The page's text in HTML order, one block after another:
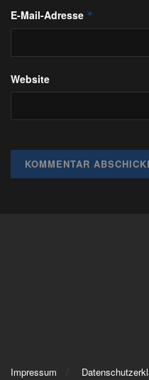
E-Mail-Adresse *
Website
Impressum